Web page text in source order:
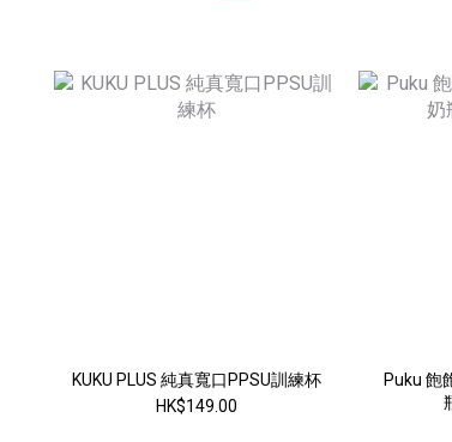
KUKU PLUS 純真寬口PPSU訓練杯
HK$149.00
Puku 飽